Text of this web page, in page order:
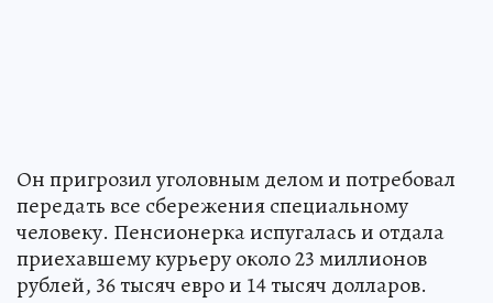
Он пригрозил уголовным делом и потребовал
передать все сбережения специальному
человеку. Пенсионерка испугалась и отдала
приехавшему курьеру около 23 миллионов
рублей, 36 тысяч евро и 14 тысяч долларов.